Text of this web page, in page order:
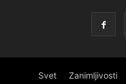
Svet Zanimljivosti